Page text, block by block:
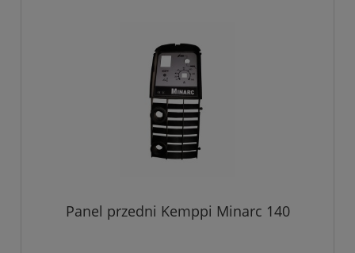
Panel przedni Kemppi Minarc 140